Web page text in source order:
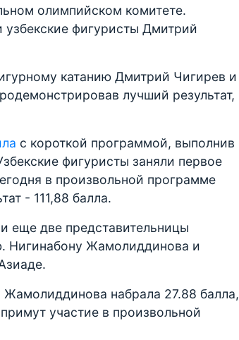
олимпийском комитете.
фигуристы Дмитрий
катанию Дмитрий Чигирев и
лучший результат,
с короткой программой, выполнив
фигуристы заняли первое
в произвольной программе
- 111,88 балла.
еще две представительницы
Нигинабону Жамолиддинова и
набрала 27.88 балла,
участие в произвольной